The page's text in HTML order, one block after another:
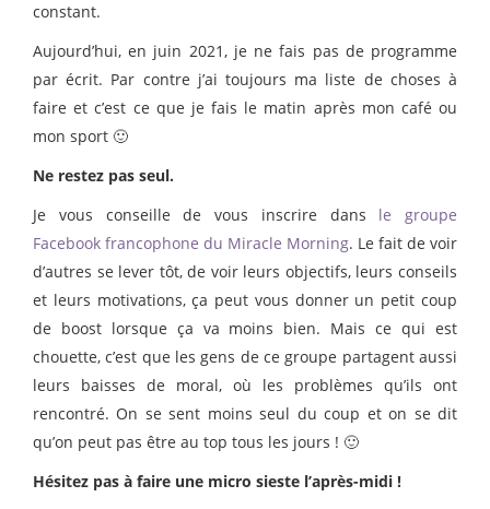
constant.
Aujourd’hui, en juin 2021, je ne fais pas de programme
par écrit. Par contre j’ai toujours ma liste de choses à
faire et c’est ce que je fais le matin après mon café ou
mon sport 🙂
Ne restez pas seul.
Je vous conseille de vous inscrire dans le groupe
Facebook francophone du Miracle Morning. Le fait de voir
d’autres se lever tôt, de voir leurs objectifs, leurs conseils
et leurs motivations, ça peut vous donner un petit coup
de boost lorsque ça va moins bien. Mais ce qui est
chouette, c’est que les gens de ce groupe partagent aussi
leurs baisses de moral, où les problèmes qu’ils ont
rencontré. On se sent moins seul du coup et on se dit
qu’on peut pas être au top tous les jours ! 🙂
Hésitez pas à faire une micro sieste l’après-midi !